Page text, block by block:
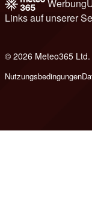
Werbung
Links auf unserer
© 2026 Meteo365
Nutzungsbedingungen